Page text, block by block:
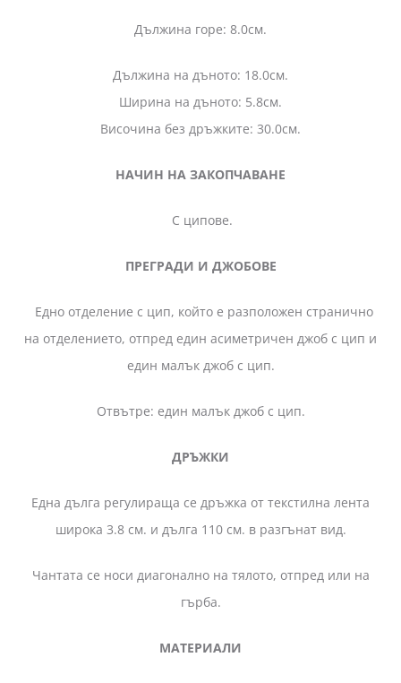
Дължина горе: 8.0см.
Дължина на дъното: 18.0см.
Ширина на дъното: 5.8см.
Височина без дръжките: 30.0см.
НАЧИН НА ЗАКОПЧАВАНЕ
С ципове.
ПРЕГРАДИ И ДЖОБОВЕ
Едно отделение с цип, който е разположен странично
на отделението, отпред един асиметричен джоб с цип и
един малък джоб с цип.
Отвътре: един малък джоб с цип.
ДРЪЖКИ
Една дълга регулираща се дръжка от текстилна лента
широка 3.8 см. и дълга 110 см. в разгънат вид.
Чантата се носи диагонално на тялото, отпред или на
гърба.
МАТЕРИАЛИ